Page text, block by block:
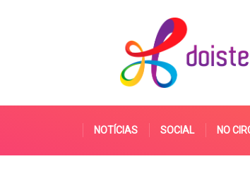
NOTÍCIAS SOCIAL NO